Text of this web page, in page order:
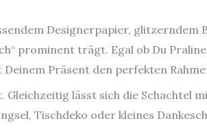
Designerpapier, glitzerndem
prominent trägt. Egal ob Du
Präsent den perfekten
lässt sich die Schachtel
Tischdeko oder kleines